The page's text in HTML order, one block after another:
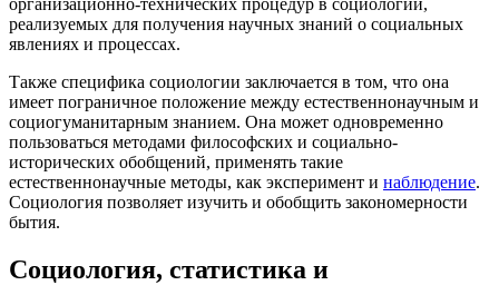
организационно-технических процедур в социологии,
реализуемых для получения научных знаний о социальных
явлениях и процессах.
Также специфика социологии заключается в том, что она
имеет пограничное положение между естественнонаучным и
социогуманитарным знанием. Она может одновременно
пользоваться методами философских и социально-
исторических обобщений, применять такие
естественнонаучные методы, как эксперимент и наблюдение.
Социология позволяет изучить и обобщить закономерности
бытия.
Социология, статистика и